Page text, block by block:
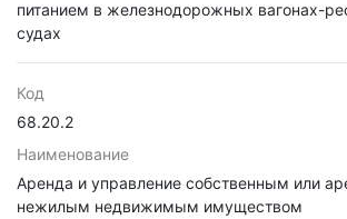
питанием в железнодорожных вагонах-
судах
Код
68.20.2
Наименование
Аренда и управление собственным или
нежилым недвижимым имуществом